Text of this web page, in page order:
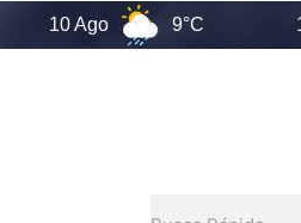
10 Ago 9°C 11